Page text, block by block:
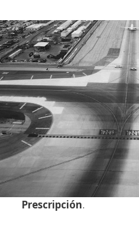
Prescripción.